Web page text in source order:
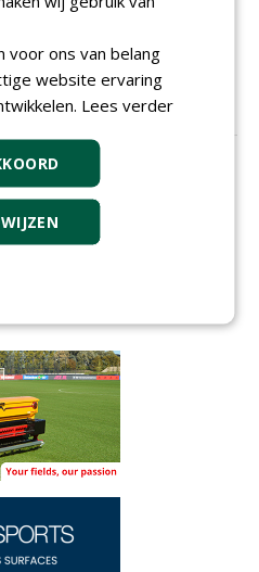
buurt :)
te hebben
voor ons van belang
website ervaring
Lees verder